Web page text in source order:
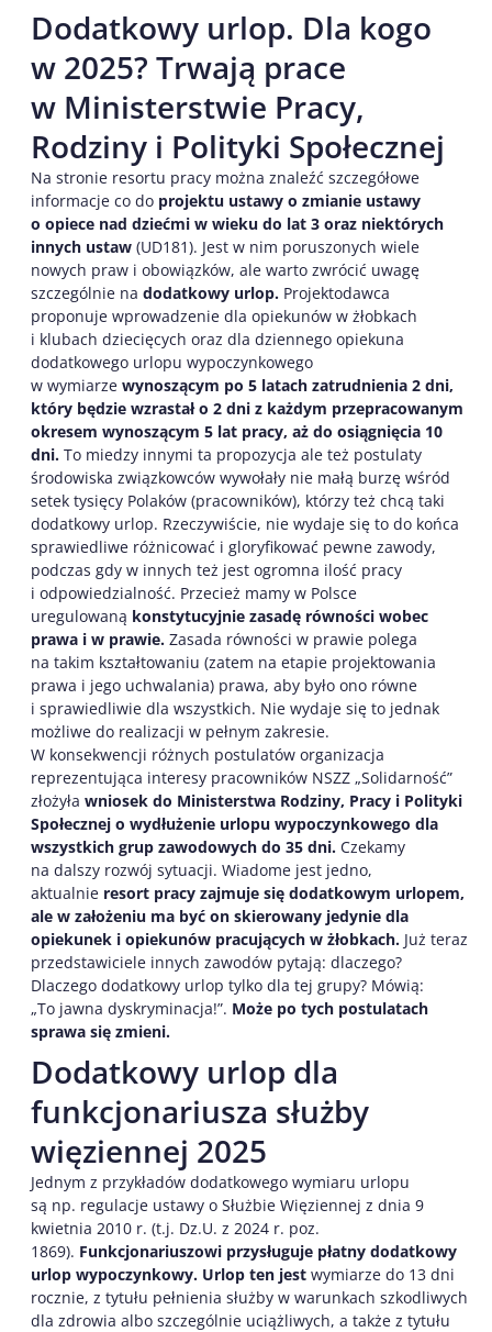
Dodatkowy urlop. Dla kogo
w 2025? Trwają prace
w Ministerstwie Pracy,
Rodziny i Polityki Społecznej
Na stronie resortu pracy można znaleźć szczegółowe
informacje co do projektu ustawy o zmianie ustawy
o opiece nad dziećmi w wieku do lat 3 oraz niektórych
innych ustaw (UD181). Jest w nim poruszonych wiele
nowych praw i obowiązków, ale warto zwrócić uwagę
szczególnie na dodatkowy urlop. Projektodawca
proponuje wprowadzenie dla opiekunów w żłobkach
i klubach dziecięcych oraz dla dziennego opiekuna
dodatkowego urlopu wypoczynkowego
w wymiarze wynoszącym po 5 latach zatrudnienia 2 dni,
który będzie wzrastał o 2 dni z każdym przepracowanym
okresem wynoszącym 5 lat pracy, aż do osiągnięcia 10
dni. To miedzy innymi ta propozycja ale też postulaty
środowiska związkowców wywołały nie małą burzę wśród
setek tysięcy Polaków (pracowników), którzy też chcą taki
dodatkowy urlop. Rzeczywiście, nie wydaje się to do końca
sprawiedliwe różnicować i gloryfikować pewne zawody,
podczas gdy w innych też jest ogromna ilość pracy
i odpowiedzialność. Przecież mamy w Polsce
uregulowaną konstytucyjnie zasadę równości wobec
prawa i w prawie. Zasada równości w prawie polega
na takim kształtowaniu (zatem na etapie projektowania
prawa i jego uchwalania) prawa, aby było ono równe
i sprawiedliwie dla wszystkich. Nie wydaje się to jednak
możliwe do realizacji w pełnym zakresie.
W konsekwencji różnych postulatów organizacja
reprezentująca interesy pracowników NSZZ „Solidarność”
złożyła wniosek do Ministerstwa Rodziny, Pracy i Polityki
Społecznej o wydłużenie urlopu wypoczynkowego dla
wszystkich grup zawodowych do 35 dni. Czekamy
na dalszy rozwój sytuacji. Wiadome jest jedno,
aktualnie resort pracy zajmuje się dodatkowym urlopem,
ale w założeniu ma być on skierowany jedynie dla
opiekunek i opiekunów pracujących w żłobkach. Już teraz
przedstawiciele innych zawodów pytają: dlaczego?
Dlaczego dodatkowy urlop tylko dla tej grupy? Mówią:
„To jawna dyskryminacja!”. Może po tych postulatach
sprawa się zmieni.
Dodatkowy urlop dla
funkcjonariusza służby
więziennej 2025
Jednym z przykładów dodatkowego wymiaru urlopu
są np. regulacje ustawy o Służbie Więziennej z dnia 9
kwietnia 2010 r. (t.j. Dz.U. z 2024 r. poz.
1869). Funkcjonariuszowi przysługuje płatny dodatkowy
urlop wypoczynkowy. Urlop ten jest wymiarze do 13 dni
rocznie, z tytułu pełnienia służby w warunkach szkodliwych
dla zdrowia albo szczególnie uciążliwych, a także z tytułu